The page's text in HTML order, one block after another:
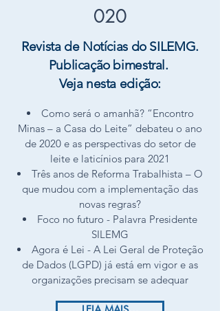
020
Revista de Notícias do SILEMG.
Publicação bimestral.
Veja nesta edição:
Como será o amanhã? “Encontro
Minas – a Casa do Leite” debateu o ano
de 2020 e as perspectivas do setor de
leite e laticínios para 2021
Três anos de Reforma Trabalhista – O
que mudou com a implementação das
novas regras?
Foco no futuro - Palavra Presidente
SILEMG
Agora é Lei - A Lei Geral de Proteção
de Dados (LGPD) já está em vigor e as
organizações precisam se adequar